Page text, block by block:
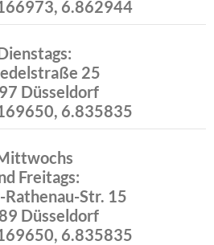
6.862944
25
Düsseldorf
6.835835
Freitags:
Str. 15
Düsseldorf
6.835835